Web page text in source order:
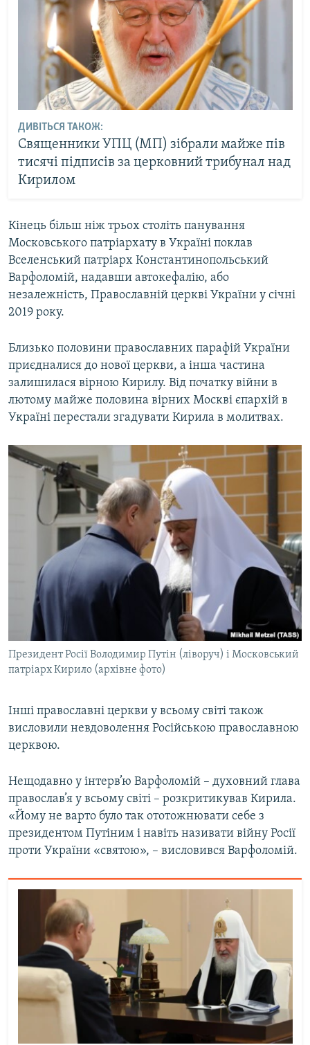
ДИВІТЬСЯ ТАКОЖ:
Священники УПЦ (МП) зібрали майже пів
тисячі підписів за церковний трибунал над
Кирилом
Кінець більш ніж трьох століть панування
Московського патріархату в Україні поклав
Вселенський патріарх Константинопольський
Варфоломій, надавши автокефалію, або
незалежність, Православній церкві України у січні
2019 року.
Близько половини православних парафій України
приєдналися до нової церкви, а інша частина
залишилася вірною Кирилу. Від початку війни в
лютому майже половина вірних Москві єпархій в
Україні перестали згадувати Кирила в молитвах.
Президент Росії Володимир Путін (ліворуч) і Московський
патріарх Кирило (архівне фото)
Інші православні церкви у всьому світі також
висловили невдоволення Російською православною
церквою.
Нещодавно у інтерв’ю Варфоломій – духовний глава
православ’я у всьому світі – розкритикував Кирила.
«Йому не варто було так ототожнювати себе з
президентом Путіним і навіть називати війну Росії
проти України «святою», – висловився Варфоломій.